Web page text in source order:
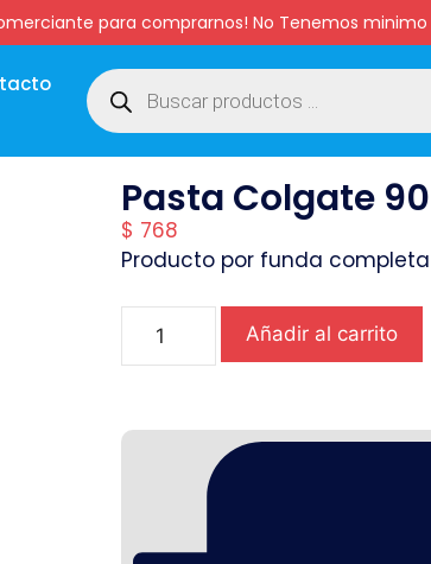
para comprarnos! No Tenemos
Pasta Colgate
$ 768
Producto por funda completa
Añadir al carrito